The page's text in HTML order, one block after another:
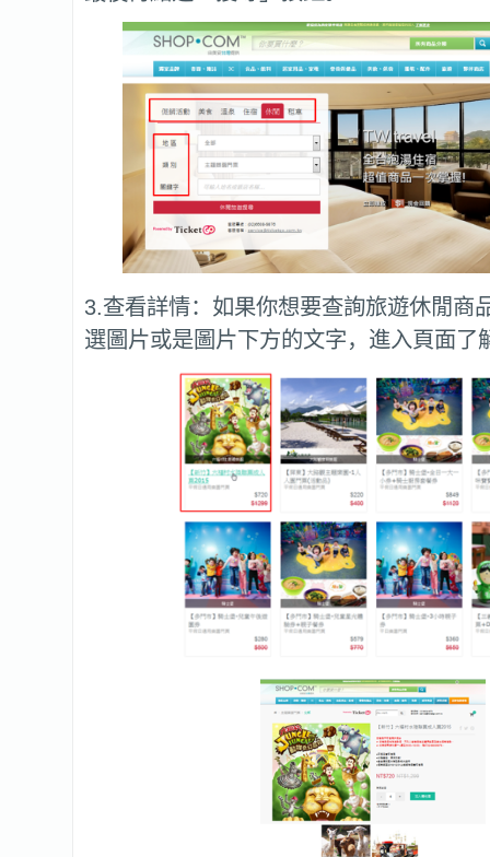
3.查看詳情：如果你想要查詢旅遊休閒商
選圖片或是圖片下方的文字，進入頁面了